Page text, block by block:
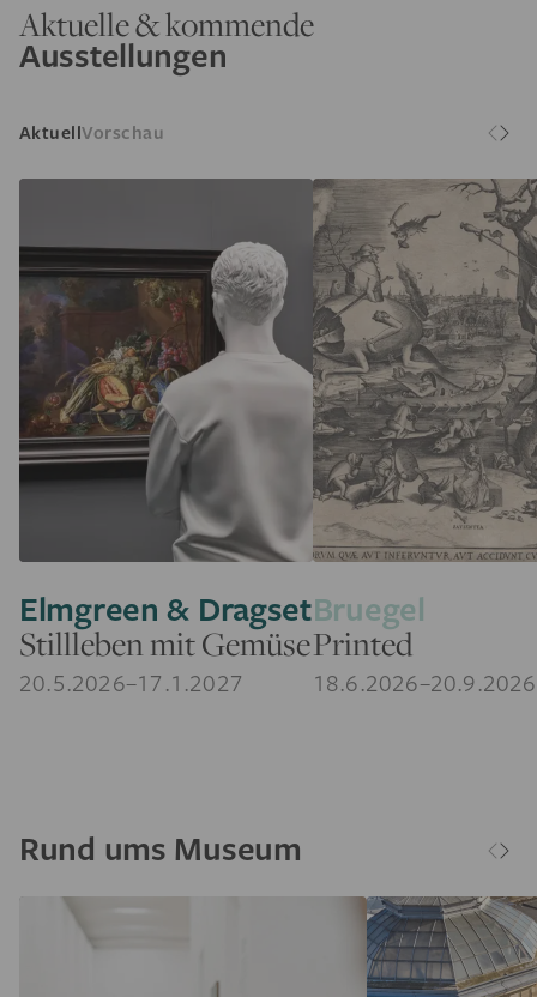
Aktuelle & kommende
Ausstellungen
AktuellVorschau
Elmgreen & Dragset
Stillleben mit Gemüse
20.5.2026–17.1.2027
Bruegel
Printed
18.6.2026–20.9.2026
Rund ums Museum